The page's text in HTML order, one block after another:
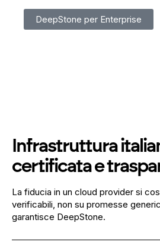
DeepStone per Enterprise
Infrastruttura
certificata e
La fiducia in un cloud provider si
verificabili, non su promesse
garantisce DeepStone.